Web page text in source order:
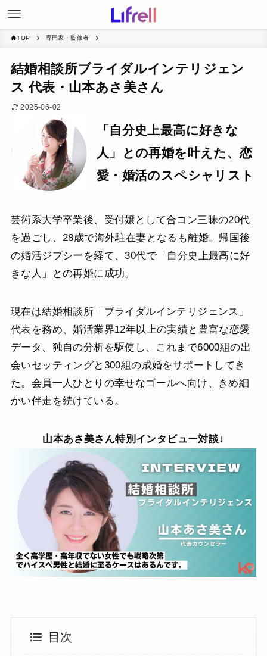
TOP 専門家・監修者
結婚相談所ブライダルインテリジェン
ス 代表・山本あさ美さん
2025-06-02
「自分史上最高に好きな
人」との再婚を叶えた、恋
愛・婚活のスペシャリスト
芸術系大学卒業後、受付嬢として合コン三昧の20代
を過ごし、28歳で海外駐在妻となるも離婚。帰国後
の婚活ジプシーを経て、30代で「自分史上最高に好
きな人」との再婚に成功。
現在は結婚相談所「ブライダルインテリジェンス」
代表を務め、婚活業界12年以上の実績と豊富な恋愛
データ、独自の分析を駆使し、これまで6000組の出
会いセッティングと300組の成婚をサポートしてき
た。会員一人ひとりの幸せなゴールへ向け、きめ細
かい伴走を続けている。
山本あさ美さん特別インタビュー対談↓
目次